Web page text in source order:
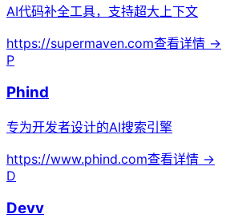
AI代码补全工具，支持超大上下文
https://supermaven.com查看详情 →
P
Phind
专为开发者设计的AI搜索引擎
https://www.phind.com查看详情 →
D
Devv